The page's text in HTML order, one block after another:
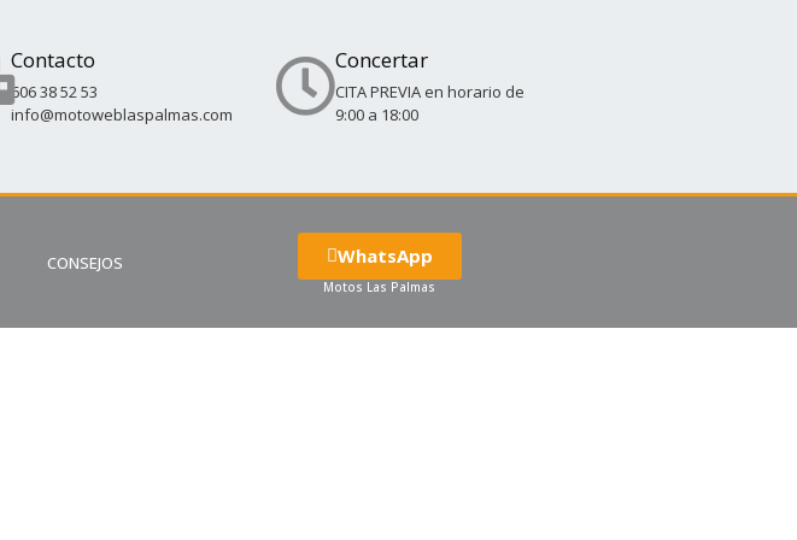
Contacto
606 38 52 53
info@motoweblaspalmas.com
Concertar
CITA PREVIA en horario de
9:00 a 18:00
CONSEJOS WhatsApp
Motos Las Palmas